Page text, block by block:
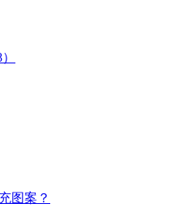
图案？